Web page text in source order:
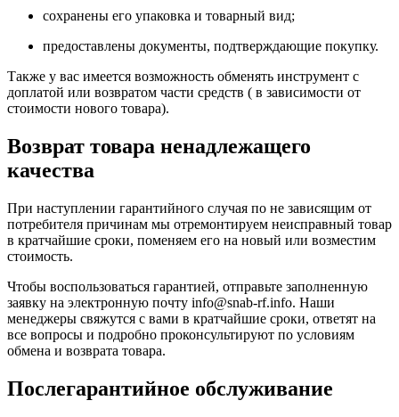
сохранены его упаковка и товарный вид;
предоставлены документы, подтверждающие покупку.
Также у вас имеется возможность обменять инструмент с
доплатой или возвратом части средств ( в зависимости от
стоимости нового товара).
Возврат товара ненадлежащего
качества
При наступлении гарантийного случая по не зависящим от
потребителя причинам мы отремонтируем неисправный товар
в кратчайшие сроки, поменяем его на новый или возместим
стоимость.
Чтобы воспользоваться гарантией, отправьте заполненную
заявку на электронную почту info@snab-rf.info. Наши
менеджеры свяжутся с вами в кратчайшие сроки, ответят на
все вопросы и подробно проконсультируют по условиям
обмена и возврата товара.
Послегарантийное обслуживание